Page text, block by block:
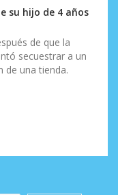
su hijo de 4 años
de que la
secuestrar a un
de una tienda.